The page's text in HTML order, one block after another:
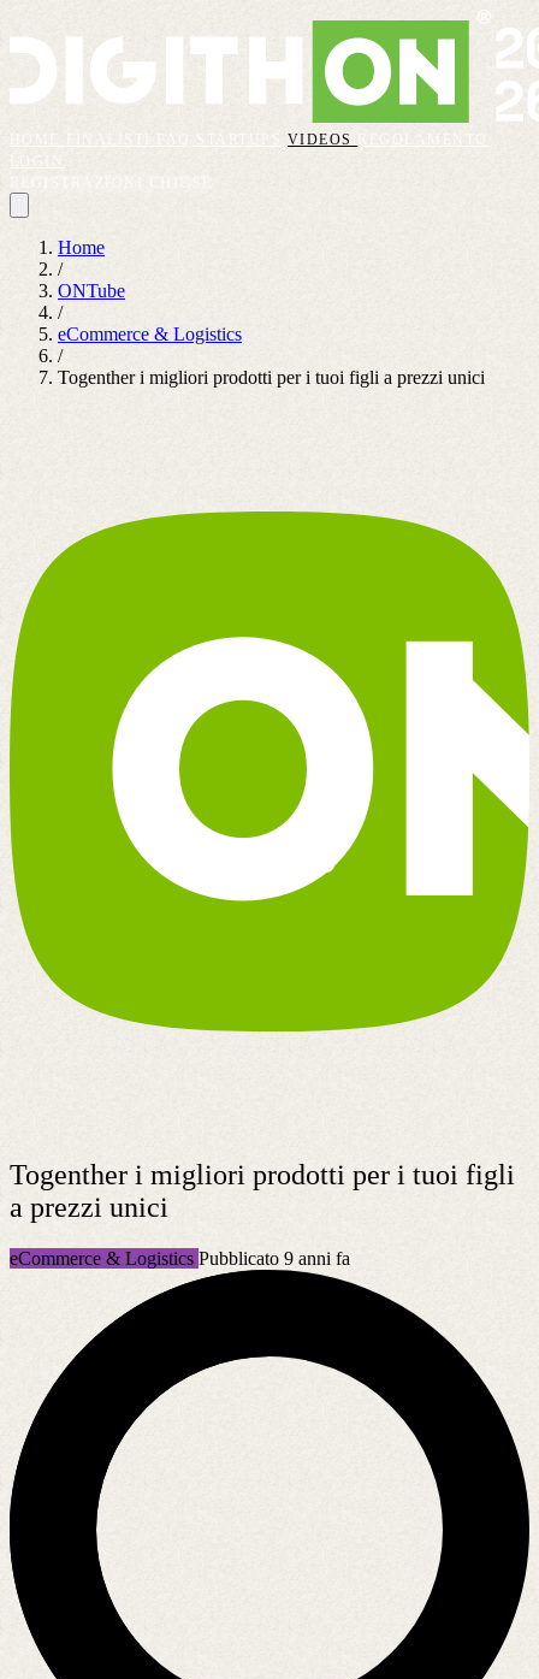
VIDEOS
REGOLAMENTO
Home
/
ONTube
/
eCommerce & Logistics
/
Togenther i migliori prodotti per i tuoi figli a prezzi unici
Togenther i migliori prodotti per i tuoi figli
a prezzi unici
eCommerce & Logistics Pubblicato 9 anni fa